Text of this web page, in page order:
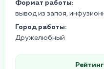
Формат работы:
вывод из запоя,
Город работы:
Дружелюбный